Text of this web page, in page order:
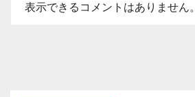
表示できるコメントはありません。